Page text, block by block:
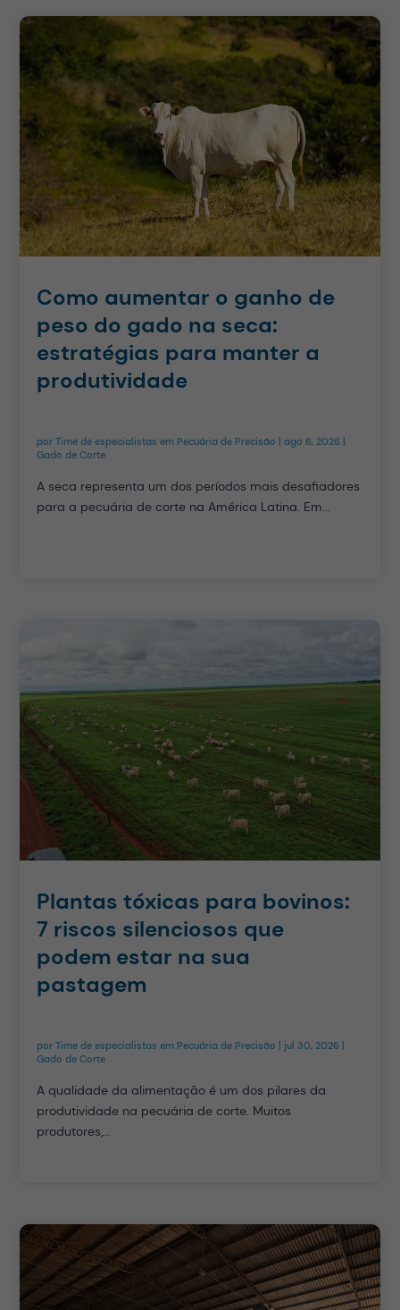
Como aumentar o ganho de
peso do gado na seca:
estratégias para manter a
produtividade
porTime de especialistas em Pecuária de Precisão |ago 6, 2026 |
Gado de Corte
A seca representa um dos períodos mais desafiadores
para a pecuária de corte na América Latina. Em...
Plantas tóxicas para bovinos:
7 riscos silenciosos que
podem estar na sua
pastagem
porTime de especialistas em Pecuária de Precisão jul 30, 2026
Gado de Corte
A qualidade da alimentação é um dos pilares da
produtividade na pecuária de corte. Muitos
produtores,...